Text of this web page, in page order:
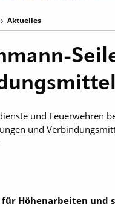
Aktuelles
und ­Feuerwehren
und
für Höhenarbeiten und